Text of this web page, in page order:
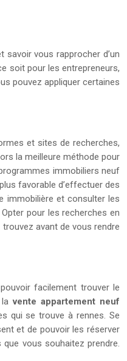
vous rapprocher d’un
soit pour les entrepreneurs,
pouvez appliquer certaines
et sites de recherches,
la meilleure méthode pour
immobiliers neuf
favorable d’effectuer des
immobilière et consulter les
pour les recherches en
avant de vous rendre
facilement trouver le
lavente appartement neuf
qui se trouve à rennes. Se
et de pouvoir les réserver
vous souhaitez prendre.